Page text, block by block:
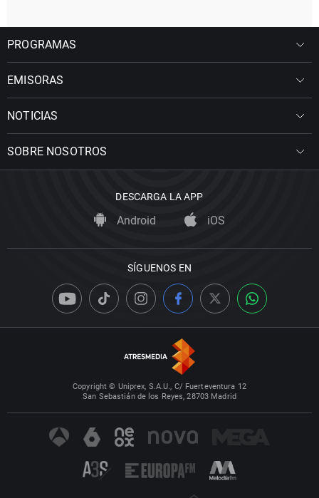
PROGRAMAS
EMISORAS
NOTICIAS
SOBRE NOSOTROS
DESCARGA LA APP
Android iOS
SÍGUENOS EN
Copyright © Uniprex, S.A.U., C/ Fuerteventura 12
San Sebastián de los Reyes, 28703 Madrid